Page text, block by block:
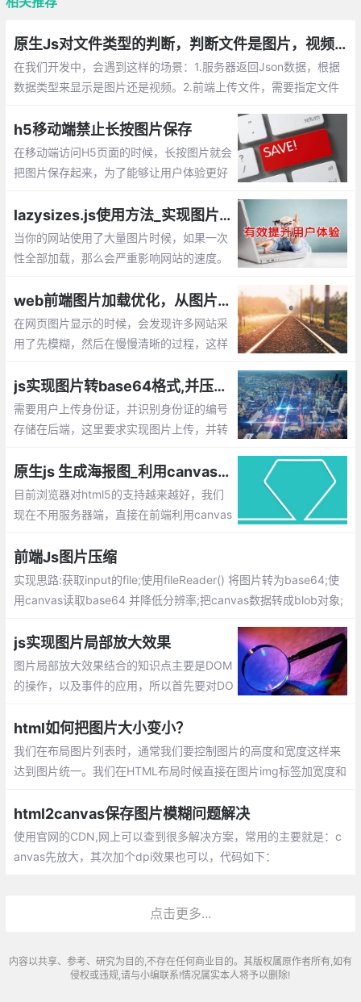
原生Js对文件类型的判断，判断文件是图片，视频等格式
在我们开发中，会遇到这样的场景：1.服务器返回Json数据，根据
数据类型来显示是图片还是视频。2.前端上传文件，需要指定文件
型
h5移动端禁止长按图片保存
在移动端访问H5页面的时候，长按图片就会
把图片保存起来，为了能够让用户体验更好
那该如何实现呢？下面给出3种解决方案。
使用 pointer-events:none、全局属性、加
一层遮罩层
lazysizes.js使用方法_实现图片懒加载、延迟加载的js插件
当你的网站使用了大量图片时候，如果一次
性全部加载，那么会严重影响网站的速度。
题，它可以实现图片的延迟加载【懒加载】web前端图片加载优化，从图片模糊到清晰的实现过程
在网页图片显示的时候，会发现许多网站采
用了先模糊，然后在慢慢清晰的过程，这样
呐？默认加载2张图片，一张缩略图，一张
原图，当打开网页的时候默认只显示缩略图
js实现图片转base64格式,并压缩上传
需要用户上传身份证，并识别身份证的编号
存储在后端，这里要求实现图片上传，并转
身份证号码。由于很多用户用手机拍摄的照
片
原生js 生成海报图_利用canvas合成图片的实现方法
目前浏览器对html5的支持越来越好，我们
现在不用服务器端，直接在前端利用canvas
何通过原生js 来生成海报图
前端Js图片压缩
实现思路:获取input的file;使用fileReader() 将图片转为base64;使
用canvas读取base64 并降低分辨率;把canvas数据转成blob对象;
js实现图片局部放大效果
图片局部放大效果结合的知识点主要是DOM
的操作，以及事件的应用，所以首先要对DO
有一定的累积。
html如何把图片大小变小？
我们在布局图片列表时，通常我们要控制图片的高度和宽度这样来
达到图片统一。我们在HTML布局时候直接在图片img标签加宽度和
html2canvas保存图片模糊问题解决
使用官网的CDN,网上可以查到很多解决方案，常用的主要就是：c
anvas先放大，其次加个dpi效果也可以，代码如下：
点击更多...
内容以共享、参考、研究为目的,不存在任何商业目的。其版权属原作者所有,如有
侵权或违规,请与小编联系!情况属实本人将予以删除!